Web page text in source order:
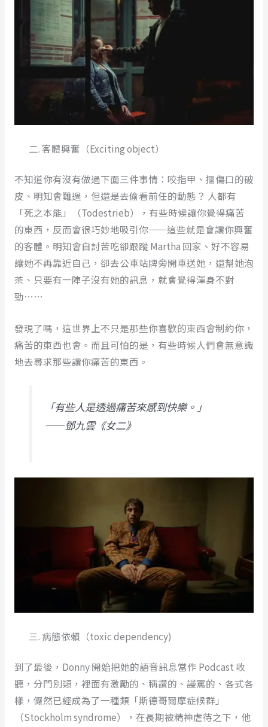
客體興奮（Exciting object）
不知道你有沒有做過下面三件事情：咬指甲、摳傷口的破
皮、明知會難過，但還是去偷看前任的動態？ 人都有
「死之本能」（Todestrieb），有些時候讓你覺得痛苦
的東西，反而會很巧妙地吸引你——這些就是會讓你興奮
的客體。明知會自討苦吃卻跟蹤 Martha 回家、好不容易
讓她不再靠近自己，卻去公車站牌旁開車送她，還幫她泡
茶、只要有一陣子沒有她的訊息，就會覺得渾身不對
勁⋯⋯
發現了嗎，這世界上不只是那些你喜歡的東西會制約你，
痛苦的東西也會。而且可怕的是，有些時候人們會無意識
地去尋求那些讓你痛苦的東西。
「有些人是透過痛苦來感到快樂。」
——鄧九雲《女二》
病態依賴（toxic dependency)
到了最後，Donny 開始把她的語音訊息當作 Podcast 收
聽，分門別類，裡面有激勵的、稱讚的、謾罵的、各式各
樣，儼然已經成為了一種類「斯德哥爾摩症候群」
（Stockholm syndrome），在長期被精神虐待之下，他